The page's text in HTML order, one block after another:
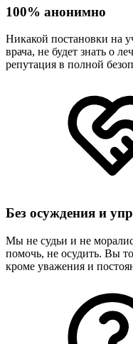
100% анонимно
Никакой постановки на
врача, не будет знать о
репутация в полной
Без осуждения и
Мы не судьи и не
помочь, не осудить. Вы
кроме уважения и